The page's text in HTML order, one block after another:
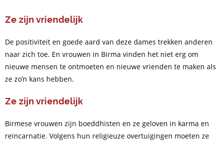
Ze zijn vriendelijk
De positiviteit en goede aard van deze dames trekken anderen
naar zich toe. En vrouwen in Birma vinden het niet erg om
nieuwe mensen te ontmoeten en nieuwe vrienden te maken als
ze zo’n kans hebben.
Ze zijn vriendelijk
Birmese vrouwen zijn boeddhisten en ze geloven in karma en
reïncarnatie. Volgens hun religieuze overtuigingen moeten ze